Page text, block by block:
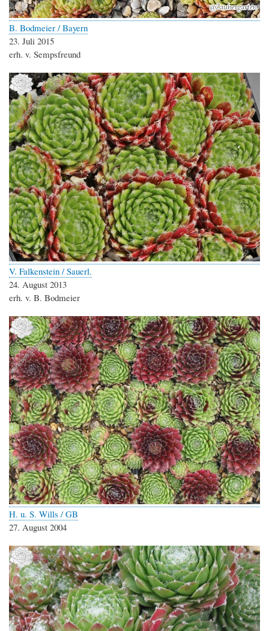
B. Bodmeier / Bayern
23. Juli 2015
erh. v. Sempsfreund
V. Falkenstein / Sauerl.
24. August 2013
erh. v. B. Bodmeier
H. u. S. Wills / GB
27. August 2004